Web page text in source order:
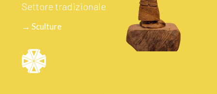
Settore tradizionale
→ Sculture